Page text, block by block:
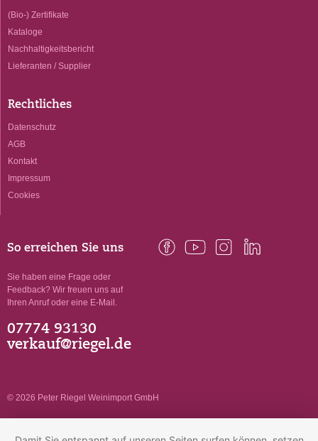
So erreichen Sie uns
Sie haben eine Frage oder
Feedback? Wir freuen uns auf
Ihren Anruf oder eine E-Mail.
07774 93130
verkauf@riegel.de
© 2026 Peter Riegel Weinimport GmbH
(Bio-) Zertifikate
Kataloge
Nachhaltigkeitsbericht
Lieferanten / Supplier
Rechtliches
Datenschutz
AGB
Kontakt
Impressum
Cookies